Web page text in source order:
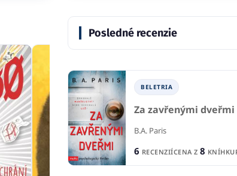
Posledné recenzie
BELETRIA
Za zavřenými dveřmi
B.A. Paris
6 RECENZIÍCENA Z 8